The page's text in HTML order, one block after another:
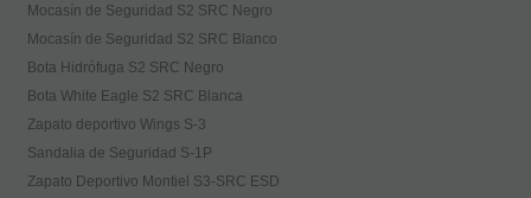
Mocasín de Seguridad S2 SRC Negro
Mocasín de Seguridad S2 SRC Blanco
Bota Hidrófuga S2 SRC Negro
Bota White Eagle S2 SRC Blanca
Zapato deportivo Wings S-3
Sandalia de Seguridad S-1P
Zapato Deportivo Montiel S3-SRC ESD